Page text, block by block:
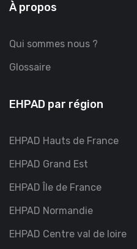
À propos
Qui sommes nous ?
Glossaire
EHPAD par région
EHPAD Hauts de France
EHPAD Grand Est
EHPAD Île de France
EHPAD Normandie
EHPAD Centre val de loire